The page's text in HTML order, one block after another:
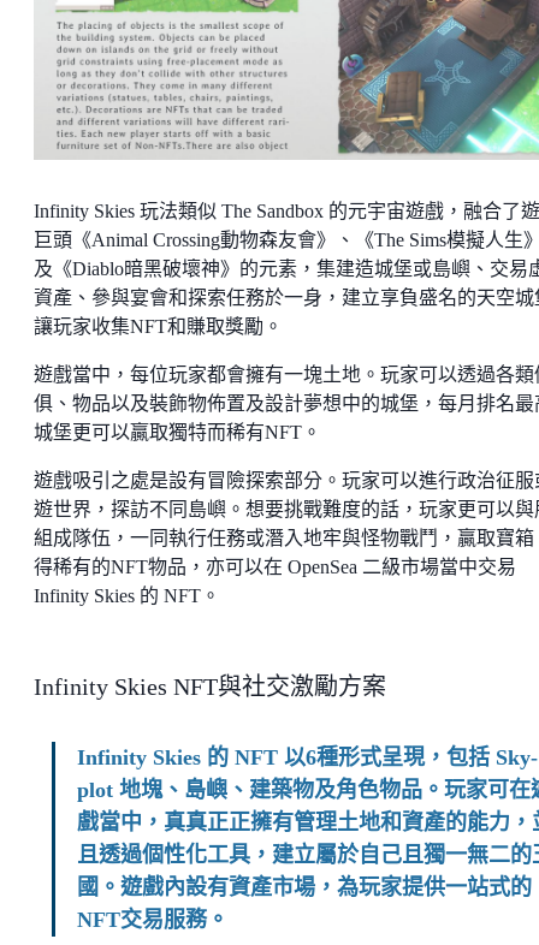
Infinity Skies 玩法類似 The Sandbox 的元宇宙遊戲，融合了
巨頭《Animal Crossing動物森友會》、《The Sims模擬人生
及《Diablo暗黑破壞神》的元素，集建造城堡或島嶼、交易
資產、參與宴會和探索任務於一身，建立享負盛名的天空城
讓玩家收集NFT和賺取獎勵。
遊戲當中，每位玩家都會擁有一塊土地。玩家可以透過各類
俱、物品以及裝飾物佈置及設計夢想中的城堡，每月排名最
城堡更可以贏取獨特而稀有NFT。
遊戲吸引之處是設有冒險探索部分。玩家可以進行政治征服
遊世界，探訪不同島嶼。想要挑戰難度的話，玩家更可以與
組成隊伍，一同執行任務或潛入地牢與怪物戰鬥，贏取寶箱
得稀有的NFT物品，亦可以在 OpenSea 二級市場當中交易
Infinity Skies 的 NFT。
Infinity Skies NFT與社交激勵方案
Infinity Skies 的 NFT 以6種形式呈現，包括 Sky-
plot 地塊、島嶼、建築物及角色物品。玩家可在
戲當中，真真正正擁有管理土地和資產的能力，
且透過個性化工具，建立屬於自己且獨一無二的
國。遊戲內設有資產市場，為玩家提供一站式的
NFT交易服務。